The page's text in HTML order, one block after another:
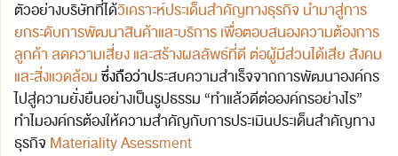
ตัวอย่างบริษัทที่ได้วิเคราะห์ประเด็นสำคัญทางธุรกิจ นำมาสู่การ
ยกระดับการพัฒนาสินค้าและบริการ เพื่อตอบสนองความต้องการ
ลูกค้า ลดความเสี่ยง และสร้างผลลัพธ์ที่ดี ต่อผู้มีส่วนได้เสีย สังคม
และสิ่งแวดล้อมซึ่งถือว่าประสบความสําเร็จจากการพัฒนาองค์กร
ไปสู่ความยั่งยืนอย่างเป็นรูปธรรม “ทำแล้วดีต่อองค์กรอย่างไร”
ทำไมองค์กรต้องให้ความสำคัญกับการประเมินประเด็นสำคัญทาง
ธุรกิจMateriality Asessment